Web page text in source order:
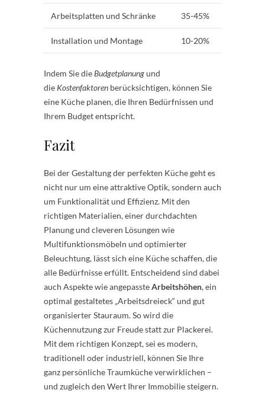
Arbeitsplatten und Schränke 35-45%
Installation und Montage 10-20%
Indem Sie dieBudgetplanungund
dieKostenfaktoren berücksichtigen, können Sie
eine Küche planen, die Ihren Bedürfnissen und
Ihrem Budget entspricht.
Fazit
Bei der Gestaltung der perfekten Küche geht es
nicht nur um eine attraktive Optik, sondern auch
um Funktionalität und Effizienz. Mit den
richtigen Materialien, einer durchdachten
Planung und cleveren Lösungen wie
Multifunktionsmöbeln und optimierter
Beleuchtung, lässt sich eine Küche schaffen, die
alle Bedürfnisse erfüllt. Entscheidend sind dabei
auch Aspekte wie angepassteArbeitshöhen, ein
optimal gestaltetes „Arbeitsdreieck“ und gut
organisierter Stauraum. So wird die
Küchennutzung zur Freude statt zur Plackerei.
Mit dem richtigen Konzept, sei es modern,
traditionell oder industriell, können Sie Ihre
ganz persönliche Traumküche verwirklichen –
und zugleich den Wert Ihrer Immobilie steigern.